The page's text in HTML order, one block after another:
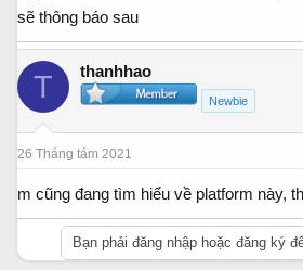
sẽ thông báo sau
T thanhhao
Newbie
26 Tháng tám 2021
m cũng đang tìm hiểu về platform này,
Bạn phải đăng nhập hoặc đăng ký